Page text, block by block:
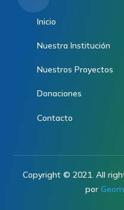
Inicio
Nuestra Institución
Nuestros Proyectos
Donaciones
Contacto
Copyright © 2021. All
por